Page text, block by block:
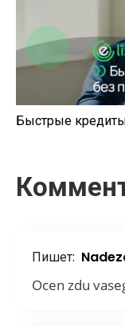
Быстрые
Пишет:
Ocen zdu